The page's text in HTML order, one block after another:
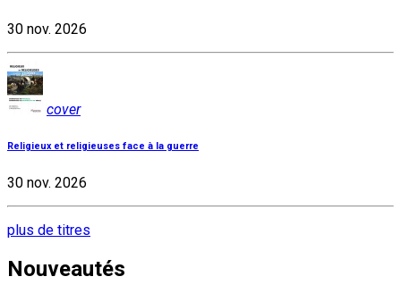
30 nov. 2026
cover
Religieux et religieuses face à la guerre
30 nov. 2026
plus de titres
Nouveautés